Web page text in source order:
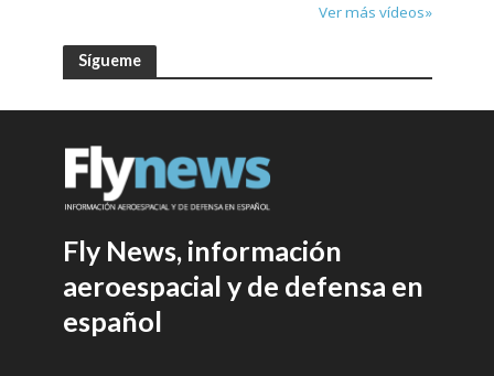
Ver más vídeos»
Sígueme
Fly News, información
aeroespacial y de defensa en
español